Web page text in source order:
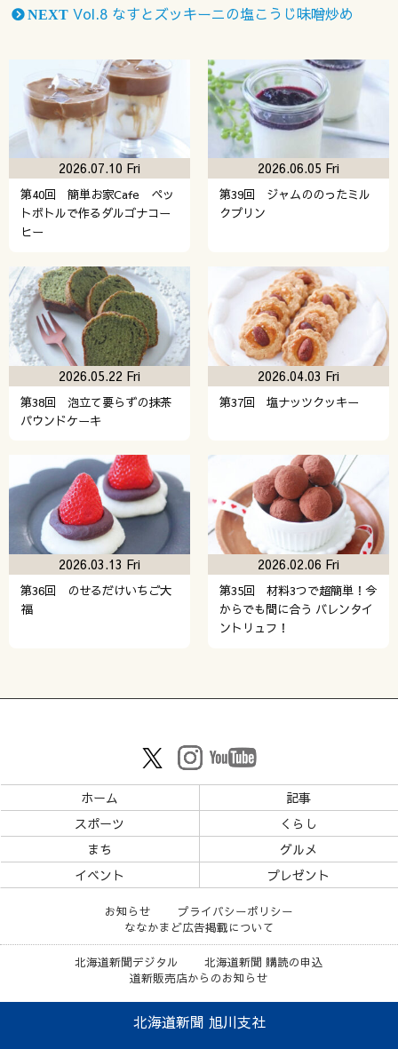
NEXT Vol.8 なすとズッキーニの塩こうじ味噌炒め
第40回 簡単お家Cafe ペッ
トボトルで作るダルゴナコー
ヒー
2026.07.10 Fri
第39回 ジャムののったミル
クプリン
2026.06.05 Fri
第38回 泡立て要らずの抹茶
パウンドケーキ
2026.05.22 Fri
第37回 塩ナッツクッキー
2026.04.03 Fri
第36回 のせるだけいちご大
福
2026.03.13 Fri
第35回 材料3つで超簡単！今
からでも間に合う バレンタイ
ントリュフ！
2026.02.06 Fri
ホーム
記事
スポーツ
くらし
まち
グルメ
イベント
プレゼント
お知らせ
プライバシーポリシー
ななかまど広告掲載について
北海道新聞デジタル
北海道新聞 購読の申込
道新販売店からのお知らせ
北海道新聞 旭川支社